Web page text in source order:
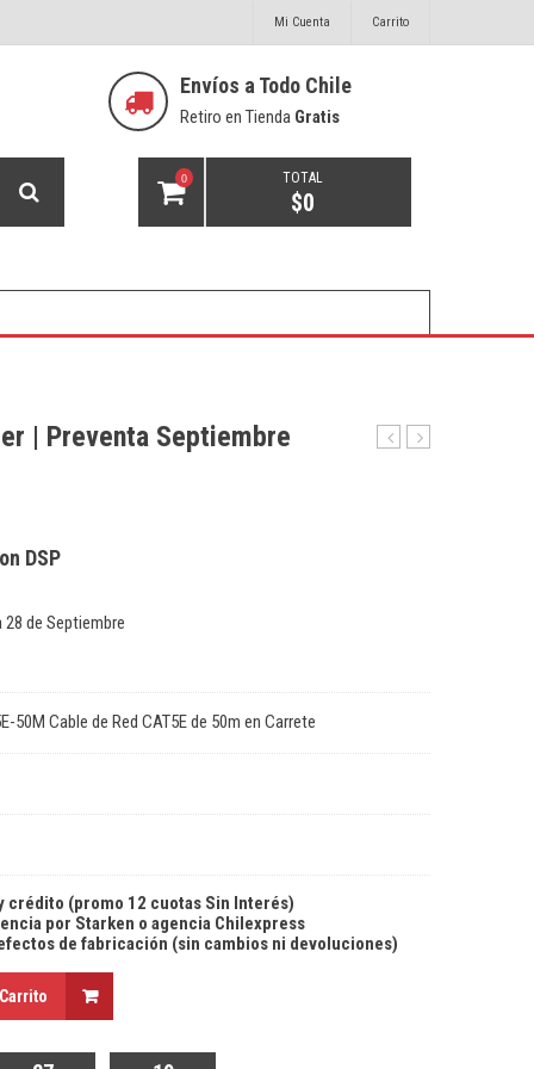
Mi Cuenta Carrito
Envíos a Todo Chile
Retiro en Tienda Gratis
0 TOTAL
$0
| Preventa Septiembre
DSP
de Septiembre
50M Cable de Red CAT5E de 50m en Carrete
crédito (promo 12 cuotas Sin Interés)
por Starken o agencia Chilexpress
de fabricación (sin cambios ni devoluciones)